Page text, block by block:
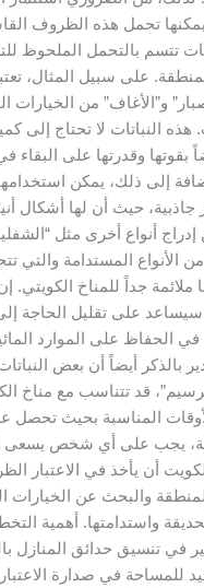
يمكنها تحمل هذه الظروف
تتسم بالتحمل الملحوظ
على سبيل المثال،
و”الأغاف” من الخيارات
هذه النباتات لا تحتاج إلى
بقوتها وقدرتها على البقاء
إلى ذلك، يمكن
جاذبية، حيث أن لها أشكال
أنواع أخرى مثل
الأنواع المستدامة والتي
ملائمة جداً للمناخ الكويتي.
سيساعد على تقليل الحاجة
في الحفاظ على الموارد
بالذكر أيضاً أن بعض
قد تتناسب مع مناخ
المناسبة بحيث تحصل
يجب على أي شخص يسعى
أن يأخذ في الاعتبار
والبحث عن الخيارات
واستدامتها. أهمية
في تنسيق حدائق المنازل
للمساحة في صدارة